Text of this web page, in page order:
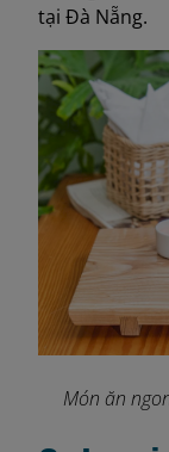
tại Đà Nẵng.
Món ăn